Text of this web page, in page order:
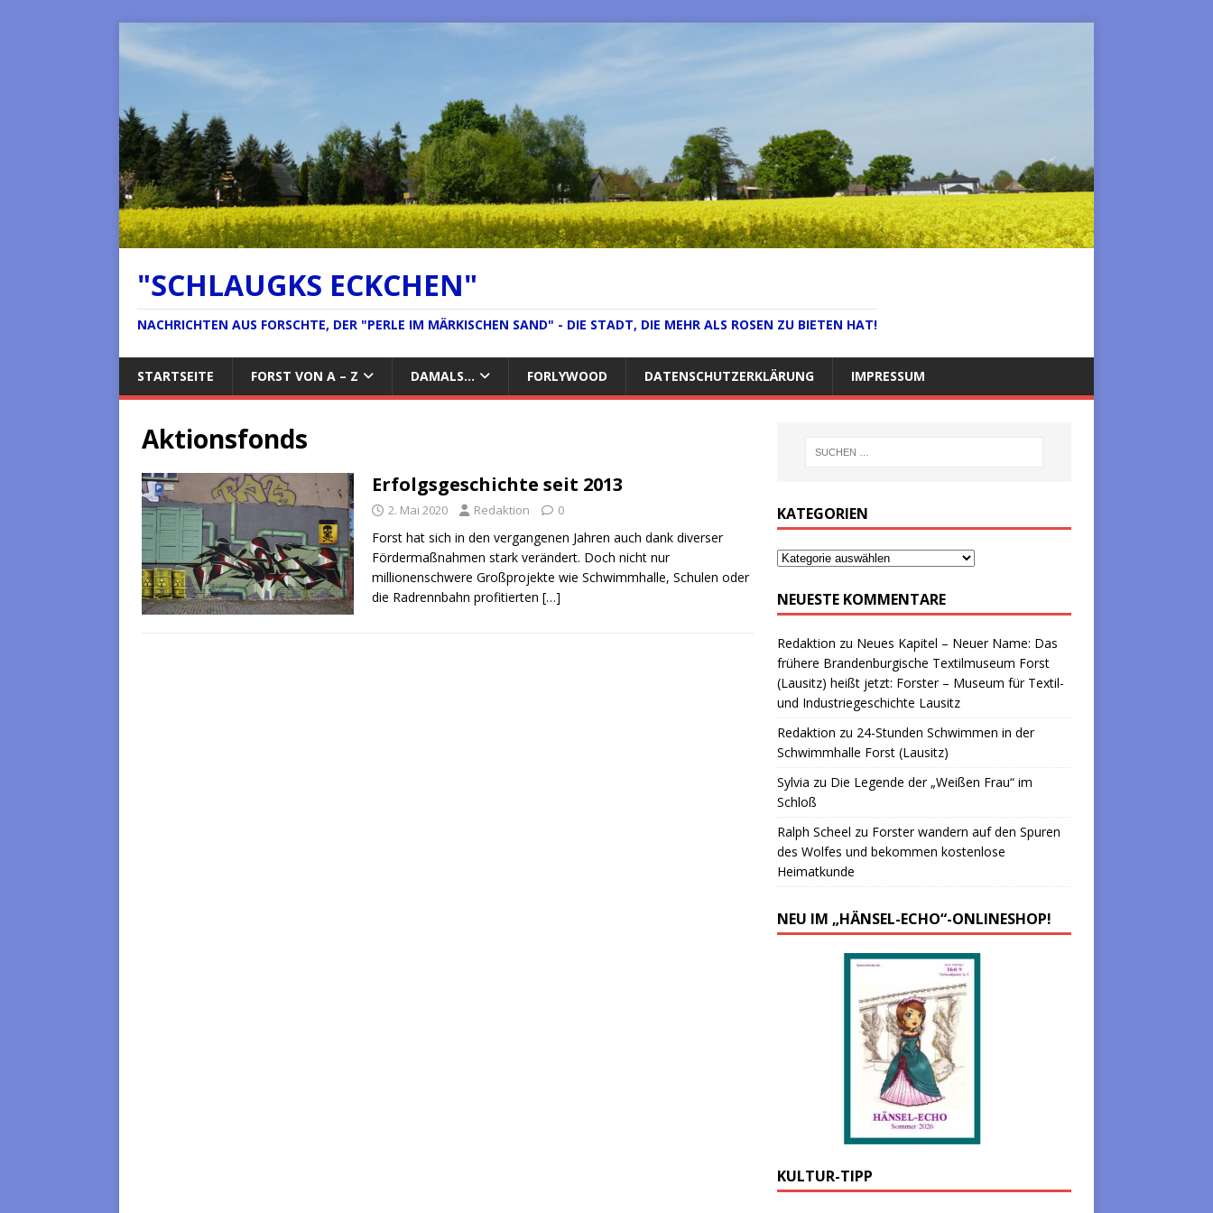
"SCHLAUGKS ECKCHEN"
NACHRICHTEN AUS FORSCHTE, DER "PERLE IM MÄRKISCHEN SAND" - DIE STADT, DIE MEHR ALS ROSEN ZU BIETEN HAT!
STARTSEITE FORST VON A – Z DAMALS… FORLYWOOD DATENSCHUTZERKLÄRUNG IMPRESSUM
Aktionsfonds
Erfolgsgeschichte seit 2013
2. Mai 2020 Redaktion 0
Forst hat sich in den vergangenen Jahren auch dank diverser
Fördermaßnahmen stark verändert. Doch nicht nur
millionenschwere Großprojekte wie Schwimmhalle, Schulen oder
die Radrennbahn profitierten […]
KATEGORIEN
NEUESTE KOMMENTARE
Redaktion zu Neues Kapitel – Neuer Name: Das
frühere Brandenburgische Textilmuseum Forst
(Lausitz) heißt jetzt: Forster – Museum für Textil-
und Industriegeschichte Lausitz
Redaktion zu 24-Stunden Schwimmen in der
Schwimmhalle Forst (Lausitz)
Sylvia zu Die Legende der „Weißen Frau“ im
Schloß
Ralph Scheel zu Forster wandern auf den Spuren
des Wolfes und bekommen kostenlose
Heimatkunde
NEU IM „HÄNSEL-ECHO“-ONLINESHOP!
KULTUR-TIPP